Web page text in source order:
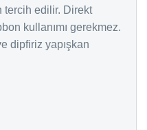
tercih edilir. Direkt
kullanımı gerekmez.
dipfiriz yapışkan